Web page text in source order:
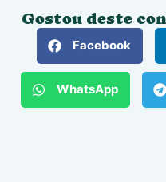
Gostou deste
Facebook
WhatsApp